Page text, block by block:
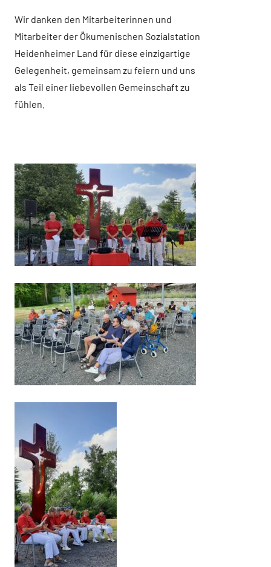
Wir danken den Mitarbeiterinnen und
Mitarbeiter der Ökumenischen Sozialstation
Heidenheimer Land für diese einzigartige
Gelegenheit, gemeinsam zu feiern und uns
als Teil einer liebevollen Gemeinschaft zu
fühlen.